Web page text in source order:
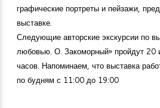
графические портреты и пейзажи,
выставке.
Следующие авторские экскурсии по
любовью. О. Закоморный» пройдут
часов. Напоминаем, что выставка
по будням с 11:00 до 19:00